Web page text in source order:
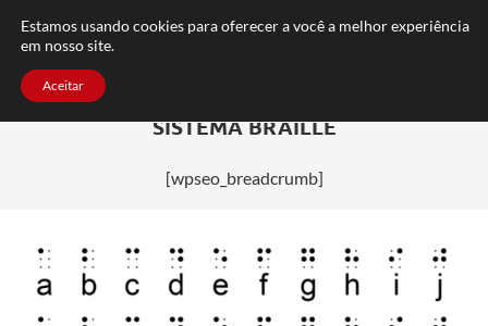
FAQ TRABALHE CONOSCO CONTATO
SISTEMA BRAILLE
[wpseo_breadcrumb]
Estamos usando cookies para oferecer a você a melhor experiência
em nosso site.
Aceitar